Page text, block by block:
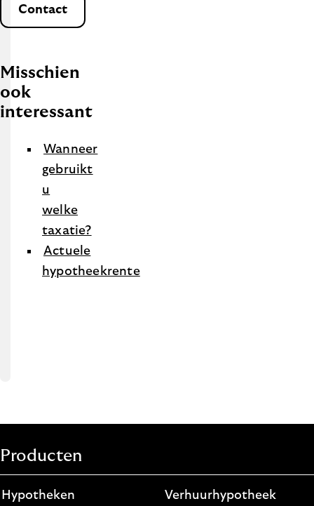
Contact
Misschien
ook
interessant
Wanneer
gebruikt
u
welke
taxatie?
Actuele
hypotheekrente
Producten
Hypotheken Verhuurhypotheek